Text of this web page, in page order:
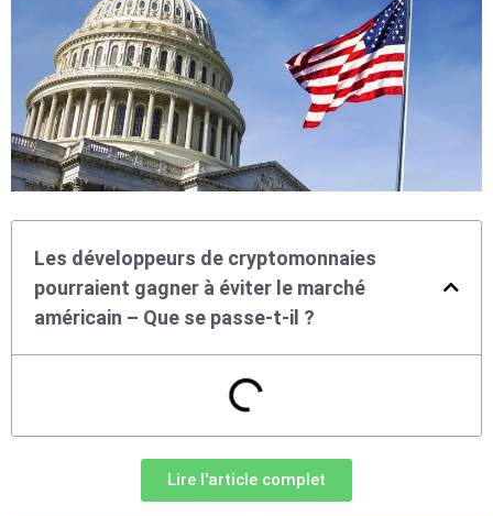
Les développeurs de cryptomonnaies
pourraient gagner à éviter le marché
américain – Que se passe-t-il ?
Lire l'article complet